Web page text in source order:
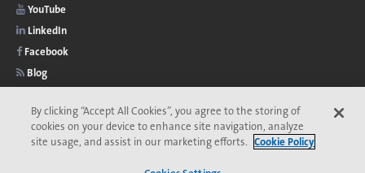
YouTube
LinkedIn
Facebook
Blog
By clicking “Accept All Cookies”, you agree to the storing of
cookies on your device to enhance site navigation, analyze
site usage, and assist in our marketing efforts. Cookie Policy